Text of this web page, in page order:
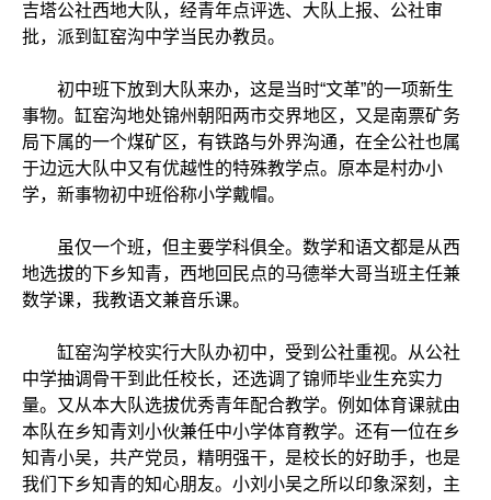
吉塔公社西地大队，经青年点评选、大队上报、公社审
批，派到缸窑沟中学当民办教员。
初中班下放到大队来办，这是当时“文革”的一项新生
事物。缸窑沟地处锦州朝阳两市交界地区，又是南票矿务
局下属的一个煤矿区，有铁路与外界沟通，在全公社也属
于边远大队中又有优越性的特殊教学点。原本是村办小
学，新事物初中班俗称小学戴帽。
虽仅一个班，但主要学科俱全。数学和语文都是从西
地选拔的下乡知青，西地回民点的马德举大哥当班主任兼
数学课，我教语文兼音乐课。
缸窑沟学校实行大队办初中，受到公社重视。从公社
中学抽调骨干到此任校长，还选调了锦师毕业生充实力
量。又从本大队选拔优秀青年配合教学。例如体育课就由
本队在乡知青刘小伙兼任中小学体育教学。还有一位在乡
知青小吴，共产党员，精明强干，是校长的好助手，也是
我们下乡知青的知心朋友。小刘小吴之所以印象深刻，主